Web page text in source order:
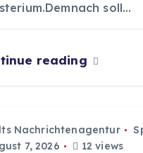
soll…
reading
Nachrichtenagentur
7, 2026
12 views